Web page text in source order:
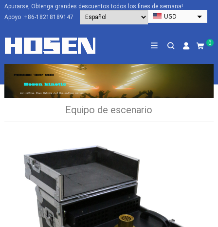
Apurarse, Obtenga grandes descuentos todos los fines de semana!
Apoyo :+86-18218189147
USD
HKD
CAD
0
Equipo de escenario